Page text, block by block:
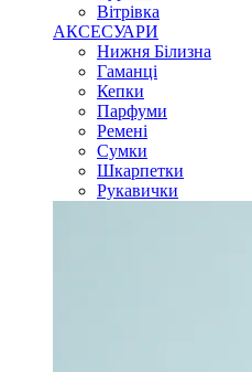
Вітрівка
АКСЕСУАРИ
Нижня Білизна
Гаманці
Кепки
Парфуми
Ремені
Сумки
Шкарпетки
Рукавички